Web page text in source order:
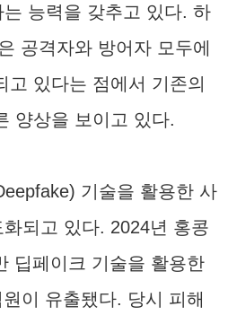
능력을 갖추고 있다. 하
공격자와 방어자 모두에
고 있다는 점에서 기존의
양상을 보이고 있다.
기술을 활용한 사
되고 있다. 2024년 홍콩
딥페이크 기술을 활용한
이 유출됐다. 당시 피해